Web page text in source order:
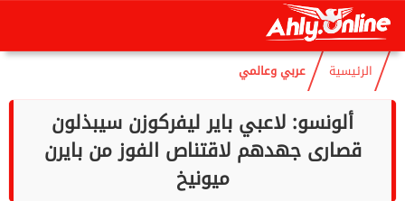
السبت
الرئيسية عربي وعالمي
ألونسو: لاعبي باير ليفركوزن سيبذلون
قصارى جهدهم لاقتناص الفوز من بايرن
ميونيخ